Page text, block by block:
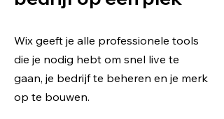
Wix geeft je alle professionele tools
die je nodig hebt om snel live te
gaan, je bedrijf te beheren en je merk
op te bouwen.